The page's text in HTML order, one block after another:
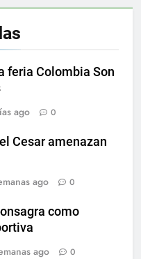
feria Colombia Son
ago 0
Cesar amenazan
ago 0
como
ago 0